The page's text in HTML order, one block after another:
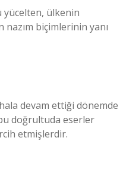
yücelten, ülkenin
nazım biçimlerinin yanı
devam ettiği dönemde
doğrultuda eserler
etmişlerdir.